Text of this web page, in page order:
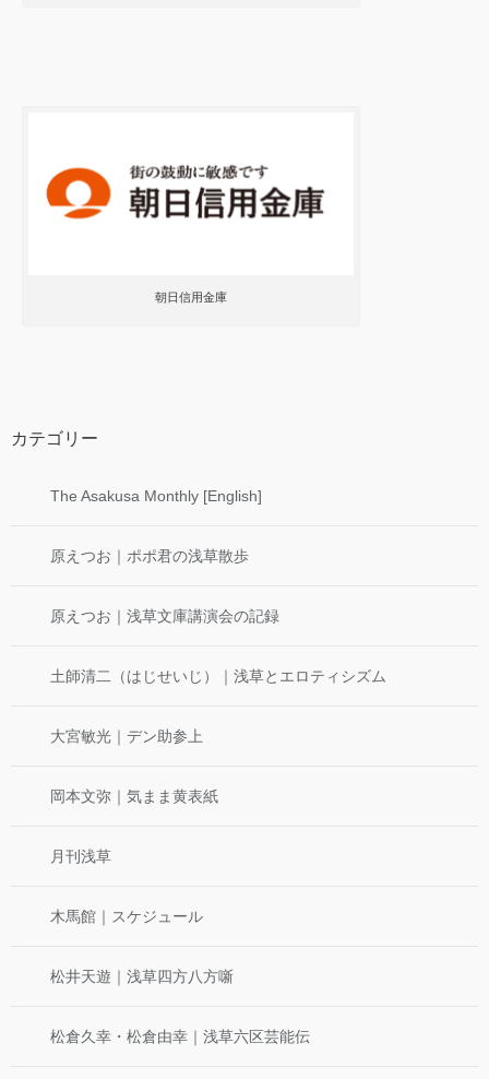
朝日信用金庫
カテゴリー
The Asakusa Monthly [English]
原えつお｜ポポ君の浅草散歩
原えつお｜浅草文庫講演会の記録
土師清二（はじせいじ）｜浅草とエロティシズム
大宮敏光｜デン助参上
岡本文弥｜気まま黄表紙
月刊浅草
木馬館｜スケジュール
松井天遊｜浅草四方八方噺
松倉久幸・松倉由幸｜浅草六区芸能伝